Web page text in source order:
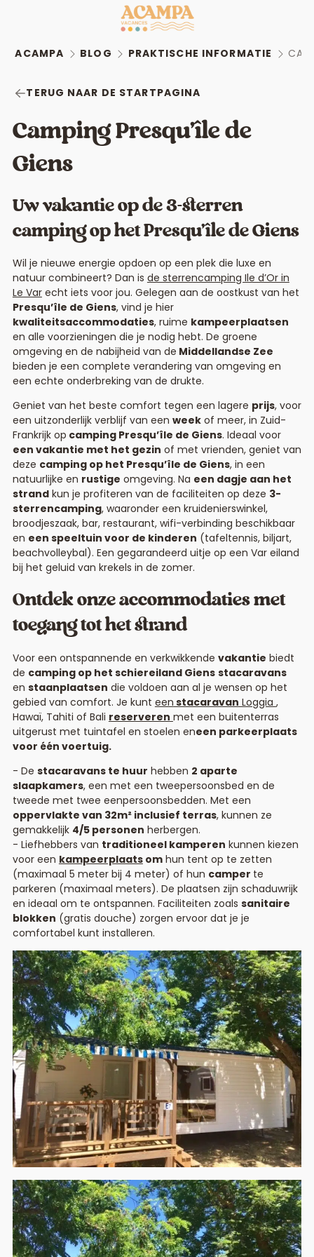
ACAMPA BLOG PRAKTISCHE INFORMATIE
TERUG NAAR DE STARTPAGINA
Camping Presqu’île de
Giens
Uw vakantie op de 3-sterren
camping op het Presqu’île de Giens
Wil je nieuwe energie opdoen op een plek die luxe en
natuur combineert? Dan is de sterrencamping Ile d’Or in
Le Varecht iets voor jou. Gelegen aan de oostkust van het
Presqu’île de Giens, vind je hier
kwaliteitsaccommodaties, ruime kampeerplaatsen
en alle voorzieningen die je nodig hebt. De groene
omgeving en de nabijheid van de Middellandse Zee
bieden je een complete verandering van omgeving en
een echte onderbreking van de drukte.
Geniet van het beste comfort tegen een lagere prijs, voor
een uitzonderlijk verblijf van een weekof meer, in Zuid-
Frankrijk op camping Presqu’île de Giens. Ideaal voor
een vakantie met het gezin of met vrienden, geniet van
deze camping op het Presqu’île de Giens, in een
natuurlijke en rustige omgeving. Na een dagje aan het
strandkun je profiteren van de faciliteiten op deze 3-
sterrencamping, waaronder een kruidenierswinkel,
broodjeszaak, bar, restaurant, wifi-verbinding beschikbaar
en een speeltuin voor de kinderen (tafeltennis, biljart,
beachvolleybal). Een gegarandeerd uitje op een Var eiland
bij het geluid van krekels in de zomer.
Ontdek onze accommodaties met
toegang tot het strand
Voor een ontspannende en verkwikkende vakantie biedt
de camping op het schiereiland Giens stacaravans
en staanplaatsen die voldoen aan al je wensen op het
gebied van comfort. Je kunt een stacaravan Loggia ,
Hawaï, Tahiti of Bali reserveren met een buitenterras
uitgerust met tuintafel en stoelen eneen parkeerplaats
voor één voertuig.
De stacaravans te huur hebben 2 aparte
slaapkamers, een met een tweepersoonsbed en de
tweede met twee eenpersoonsbedden. Met een
oppervlakte van 32m² inclusief terras, kunnen ze
gemakkelijk 4/5 personen herbergen.
Liefhebbers van traditioneel kamperen kunnen kiezen
voor een kampeerplaatsomhun tent op te zetten
(maximaal 5 meter bij 4 meter) of hun camper te
parkeren (maximaal meters). De plaatsen zijn schaduwrijk
en ideaal om te ontspannen. Faciliteiten zoals sanitaire
blokken (gratis douche) zorgen ervoor dat je je
comfortabel kunt installeren.